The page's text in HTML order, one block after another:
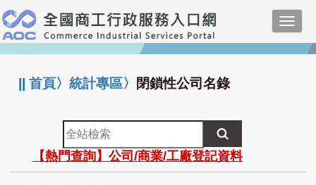
跳
到
主
要
:::
||首頁〉統計專區〉 閉鎖性公司名錄
全
站
檢
索
【熱門查詢】公司/商業/工廠登記資料